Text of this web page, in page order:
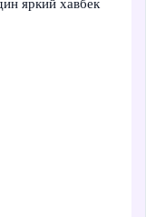
яркий хавбек